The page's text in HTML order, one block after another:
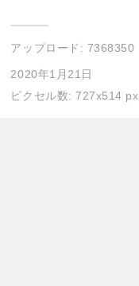
アップロード: 7368350
2020年1月21日
ピクセル数: 727x514 px